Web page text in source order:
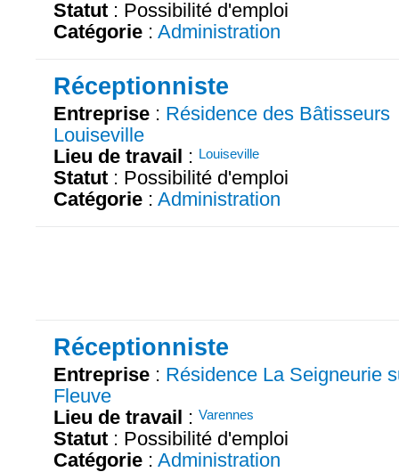
Statut : Possibilité d'emploi
Catégorie : Administration
Réceptionniste
Entreprise : Résidence des Bâtisseurs
Louiseville
Lieu de travail : Louiseville
Statut : Possibilité d'emploi
Catégorie : Administration
Réceptionniste
Entreprise : Résidence La Seigneurie
Fleuve
Lieu de travail : Varennes
Statut : Possibilité d'emploi
Catégorie : Administration